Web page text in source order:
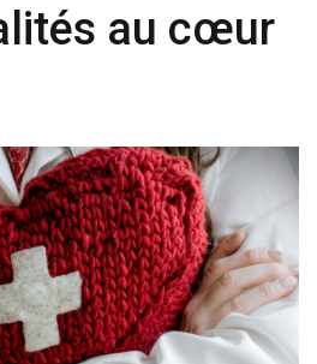
au cœur